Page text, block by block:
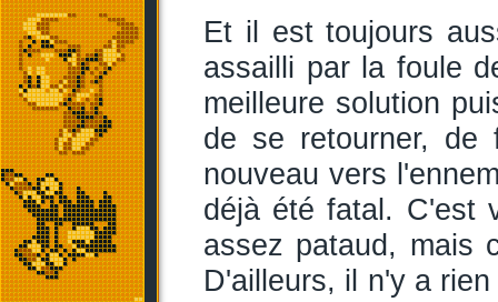
Et il est toujours
assailli par la foule
meilleure solution
de se retourner, de
nouveau vers
déjà été fatal. C'est
assez pataud, mais
D'ailleurs, il n'y a